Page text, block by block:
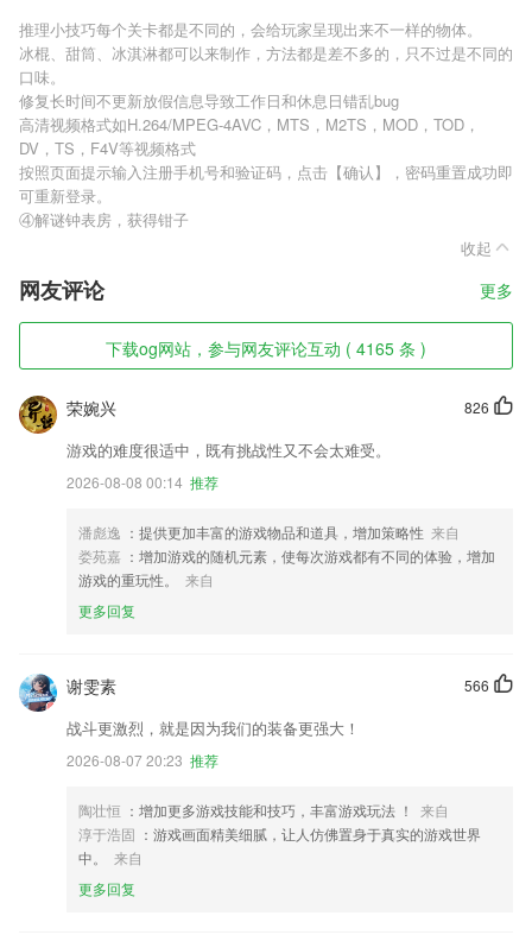
推理小技巧每个关卡都是不同的，会给玩家呈现出来不一样的物体。
冰棍、甜筒、冰淇淋都可以来制作，方法都是差不多的，只不过是不同的
口味。
修复长时间不更新放假信息导致工作日和休息日错乱bug
高清视频格式如H.264/MPEG-4AVC，MTS，M2TS，MOD，TOD，
DV，TS，F4V等视频格式
按照页面提示输入注册手机号和验证码，点击【确认】，密码重置成功即
可重新登录。
④解谜钟表房，获得钳子
收起
网友评论 更多
下载og网站，参与网友评论互动 ( 4165 条 )
826
荣婉兴
游戏的难度很适中，既有挑战性又不会太难受。
2026-08-08 00:14 推荐
潘彪逸 ：提供更加丰富的游戏物品和道具，增加策略性 来自
娄苑嘉 ：增加游戏的随机元素，使每次游戏都有不同的体验，增加
游戏的重玩性。
来自
更多回复
566
谢雯素
战斗更激烈，就是因为我们的装备更强大！
2026-08-07 20:23 推荐
陶壮恒 ：增加更多游戏技能和技巧，丰富游戏玩法 ！
来自
淳于浩固 ：游戏画面精美细腻，让人仿佛置身于真实的游戏世界
中。
来自
更多回复